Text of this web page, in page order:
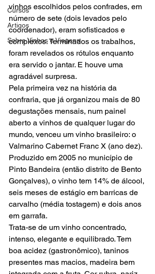
Cursos
Artigos
Sobre Vinhos e Viagens
vinhos escolhidos pelos confrades, em
número de sete (dois levados pelo
coordenador), eram sofisticados e
complexos. Terminados os trabalhos,
foram revelados os rótulos enquanto
era servido o jantar. E houve uma
agradável surpresa.
Pela primeira vez na história da
confraria, que já organizou mais de 80
degustações mensais, num painel
aberto a vinhos de qualquer lugar do
mundo, venceu um vinho brasileiro: o
Valmarino Cabernet Franc X (ano dez).
Produzido em 2005 no município de
Pinto Bandeira (então distrito de Bento
Gonçalves), o vinho tem 14% de álcool,
seis meses de estágio em barricas de
carvalho (média tostagem) e dois anos
em garrafa.
Trata-se de um vinho concentrado,
intenso, elegante e equilibrado. Tem
boa acidez (gastronômico), taninos
presentes mas macios, madeira bem